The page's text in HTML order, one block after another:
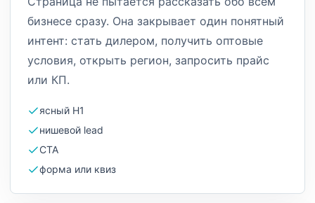
бизнесе сразу. Она закрывает один понятный
интент: стать дилером, получить оптовые
условия, открыть регион, запросить прайс
или КП.
ясный H1
нишевой lead
CTA
форма или квиз